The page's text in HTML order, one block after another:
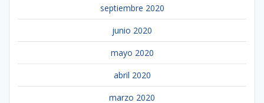
septiembre 2020
junio 2020
mayo 2020
abril 2020
marzo 2020